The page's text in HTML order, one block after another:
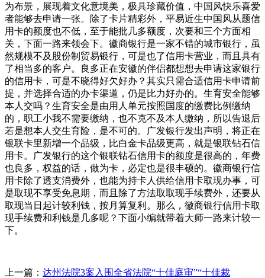
为布景，展现着文化意境美，极具珍藏价值，中国风快乐喜爱
者能够去申请一张。除了卡片精彩外，平易近生中国风从题信
用卡的额度也不低，至于能批几多额度，次要和三个方面相
关，下面一路来领会下。徽商银行是一家不错的城市银行，虽
然规模不及股份制贸易银行，可是也了信用卡营业，而且具有
了相当多的客户。良多正在安徽的伴侣都想想去申请这家银行
的信用卡，可是不晓得好欠好办？其实只需合适信用卡申请前
提，并选择合适的办卡渠道，仍是比力好办的。生育安全能够
本人交吗？生育安全是由用人单元按照国度的缴费比例缴纳
的，职工小我不需要缴纳，也不克不及本人缴纳，所以告退后
若是想本人交生育险，是不可的。广发银行发出声明，将正在
银联卡里新增一个品级，比白金卡品级更高，就是银联钻石信
用卡。广发银行的这个银联钻石信用卡的额度是很高的，年费
也良多，权益的话，做为卡，必定也是很丰硕的。徽商银行信
用卡除了透支消费外，也能为持卡人供给信用卡取现办事，可
是取现不享受免息期，而且除了方法取取现手续费外，还要从
取现当日起计较利钱，按月算复利。那么，徽商银行信用卡取
现手续费和利钱是几多呢？下面小编就带着大师一路来计较一
下。
上一篇： 达州法院3案入围全省法院“十佳庭审”“十佳裁